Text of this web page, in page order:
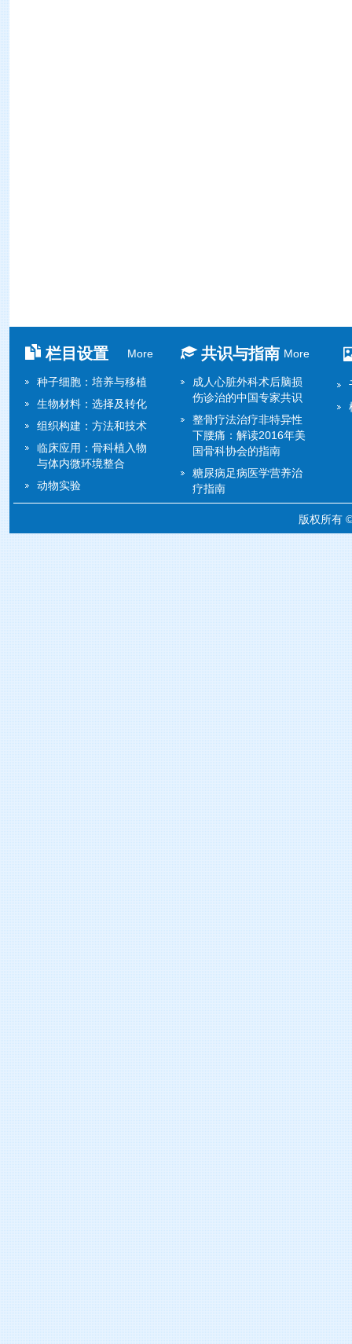
栏目设置 More
种子细胞：培养与移植
生物材料：选择及转化
组织构建：方法和技术
临床应用：骨科植入物
与体内微环境整合
动物实验
共识与指南 More
成人心脏外科术后脑损
伤诊治的中国专家共识
整骨疗法治疗非特异性
下腰痛：解读2016年美
国骨科协会的指南
糖尿病足病医学营养治
疗指南
版权所有